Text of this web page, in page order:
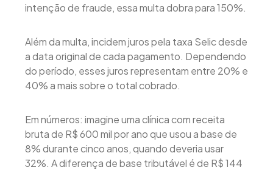
intenção de fraude, essa multa dobra para 150%.
Além da multa, incidem juros pela taxa Selic desde
a data original de cada pagamento. Dependendo
do período, esses juros representam entre 20% e
40% a mais sobre o total cobrado.
Em números: imagine uma clínica com receita
bruta de R$ 600 mil por ano que usou a base de
8% durante cinco anos, quando deveria usar
32%. A diferença de base tributável é de R$ 144